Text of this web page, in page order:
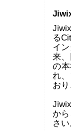
る
イ
来
の
れ
お
か
さい